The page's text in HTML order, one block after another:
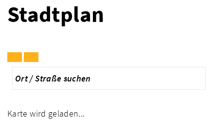
Stadtplan
Karte wird geladen...